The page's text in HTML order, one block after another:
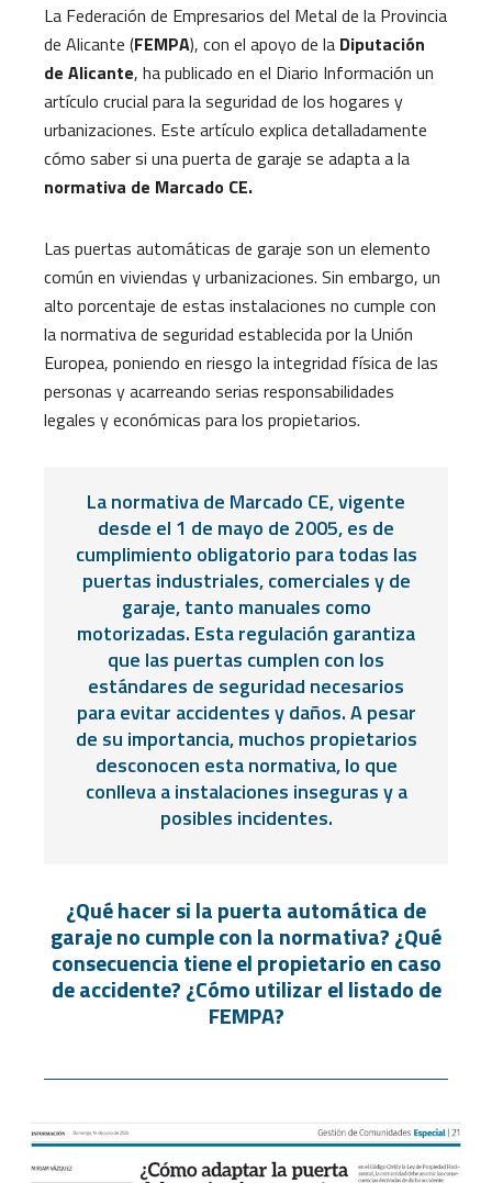
La Federación de Empresarios del Metal de la Provincia
de Alicante (FEMPA), con el apoyo de la Diputación
de Alicante, ha publicado en el Diario Información un
artículo crucial para la seguridad de los hogares y
urbanizaciones. Este artículo explica detalladamente
cómo saber si una puerta de garaje se adapta a la
normativa de Marcado CE.
Las puertas automáticas de garaje son un elemento
común en viviendas y urbanizaciones. Sin embargo, un
alto porcentaje de estas instalaciones no cumple con
la normativa de seguridad establecida por la Unión
Europea, poniendo en riesgo la integridad física de las
personas y acarreando serias responsabilidades
legales y económicas para los propietarios.
La normativa de Marcado CE, vigente
desde el 1 de mayo de 2005, es de
cumplimiento obligatorio para todas las
puertas industriales, comerciales y de
garaje, tanto manuales como
motorizadas. Esta regulación garantiza
que las puertas cumplen con los
estándares de seguridad necesarios
para evitar accidentes y daños. A pesar
de su importancia, muchos propietarios
desconocen esta normativa, lo que
conlleva a instalaciones inseguras y a
posibles incidentes.
¿Qué hacer si la puerta automática de
garaje no cumple con la normativa? ¿Qué
consecuencia tiene el propietario en caso
de accidente? ¿Cómo utilizar el listado de
FEMPA?